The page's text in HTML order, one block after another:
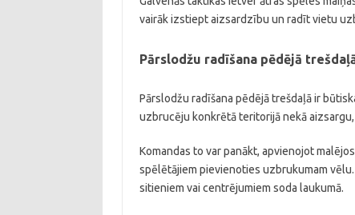
vairāk izstiept aizsardzību un radīt vietu
Pārslodžu radīšana pēdējā
Pārslodžu radīšana pēdējā trešdaļā ir
uzbrucēju konkrētā teritorijā nekā
Komandas to var panākt, apvienojot
spēlētājiem pievienoties uzbrukumam
sitieniem vai centrējumiem soda laukumā.